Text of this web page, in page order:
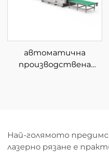
автоматична
производствена
Най-голямото
лазерно рязане е